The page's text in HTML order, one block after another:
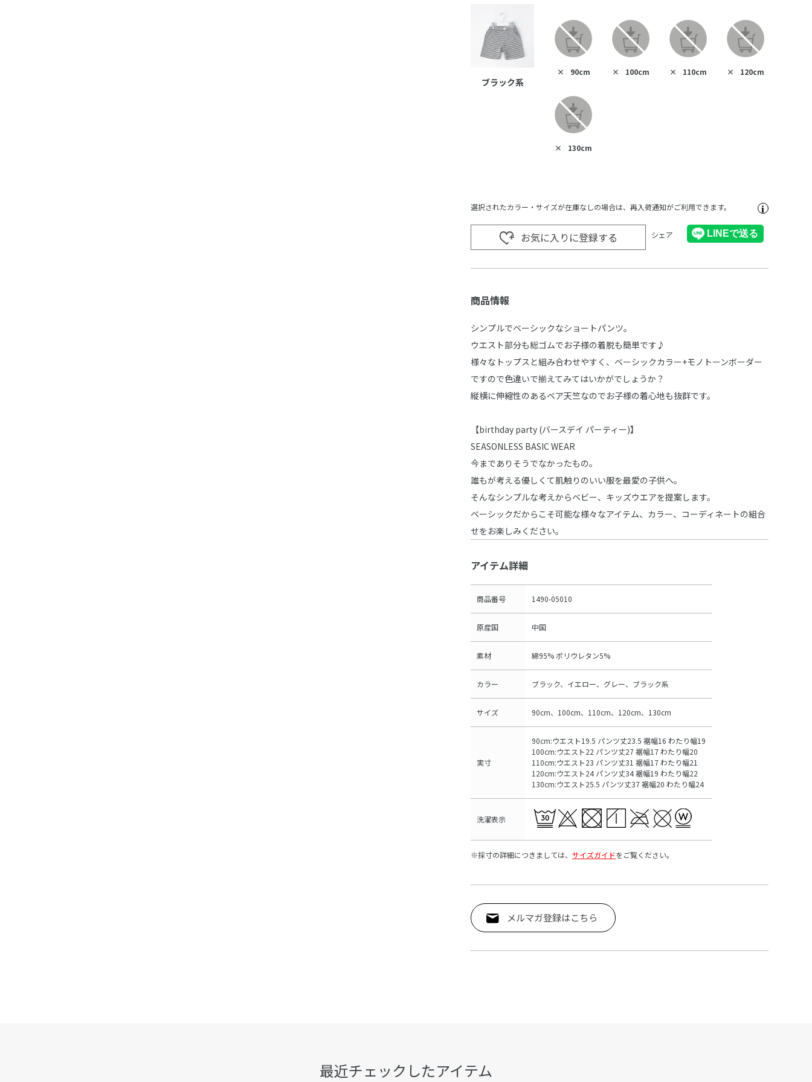
ブラック系
× 90cm × 100cm × 110cm × 120cm
× 130cm
選択されたカラー・サイズが在庫なしの場合は、再入荷通知がご利用できます。
お気に入りに登録する シェア
商品情報
シンプルでベーシックなショートパンツ。
ウエスト部分も総ゴムでお子様の着脱も簡単です♪
様々なトップスと組み合わせやすく、ベーシックカラー+モノトーンボーダー
ですので色違いで揃えてみてはいかがでしょうか？
縦横に伸縮性のあるベア天竺なのでお子様の着心地も抜群です。
【birthday party (バースデイ パーティー)】
SEASONLESS BASIC WEAR
今までありそうでなかったもの。
誰もが考える優しくて肌触りのいい服を最愛の子供へ。
そんなシンプルな考えからベビー、キッズウエアを提案します。
ベーシックだからこそ可能な様々なアイテム、カラー、コーディネートの組合
せをお楽しみください。
アイテム詳細
商品番号 1490-05010
原産国 中国
素材 綿95% ポリウレタン5%
カラー ブラック、イエロー、グレー、ブラック系
サイズ 90cm、100cm、110cm、120cm、130cm
実寸
90cm:ウエスト19.5 パンツ丈23.5 裾幅16 わたり幅19
100cm:ウエスト22 パンツ丈27 裾幅17 わたり幅20
110cm:ウエスト23 パンツ丈31 裾幅17 わたり幅21
120cm:ウエスト24 パンツ丈34 裾幅19 わたり幅22
130cm:ウエスト25.5 パンツ丈37 裾幅20 わたり幅24
洗濯表示
※採寸の詳細につきましては、 サイズガイドをご覧ください。
メルマガ登録はこちら
最近チェックしたアイテム